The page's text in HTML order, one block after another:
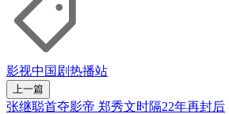
影视中国剧热播站
上一篇
张继聪首夺影帝 郑秀文时隔22年再封后